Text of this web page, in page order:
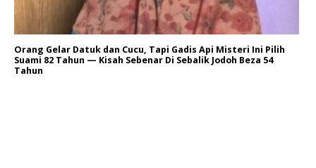
Orang Gelar Datuk dan Cucu, Tapi Gadis Api Misteri Ini Pilih
Suami 82 Tahun — Kisah Sebenar Di Sebalik Jodoh Beza 54
Tahun